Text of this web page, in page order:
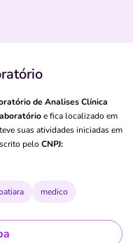
de Analises Clínica
e fica localizado em
suas atividades iniciadas em
pelo CNPJ:
medico